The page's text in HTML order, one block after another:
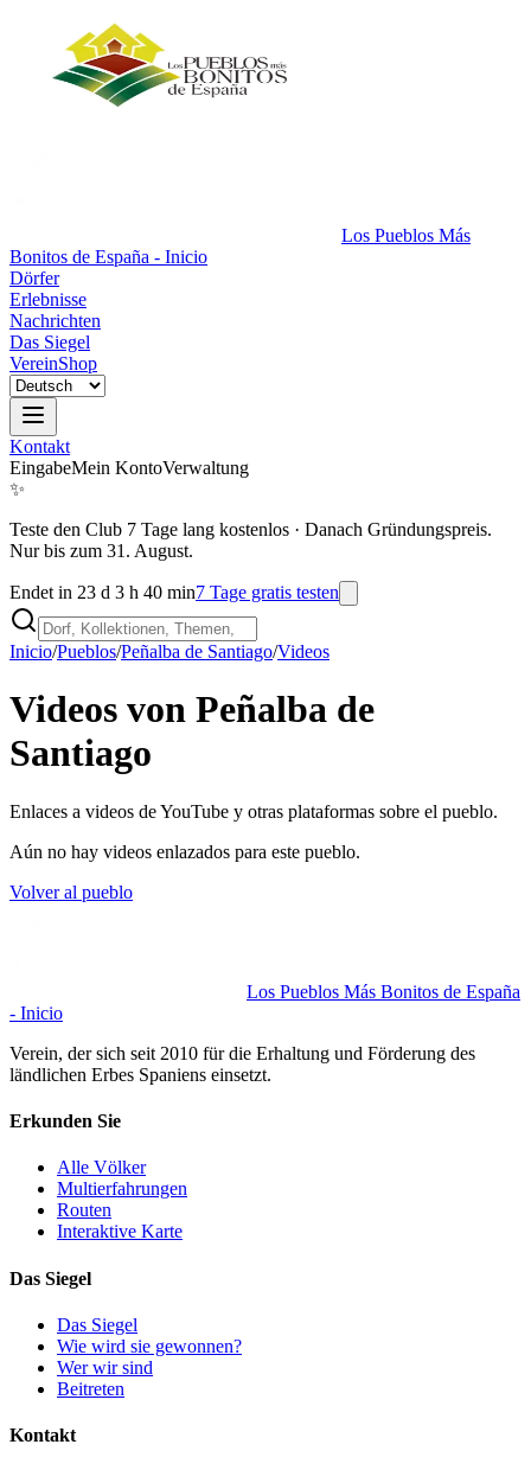
Los Pueblos Más
Bonitos de España - Inicio
Dörfer
Erlebnisse
Nachrichten
Das Siegel
VereinShop
Kontakt
EingabeMein KontoVerwaltung
✨
Teste den Club 7 Tage lang kostenlos · Danach Gründungspreis.
Nur bis zum 31. August.
Endet in 23 d 3 h 40 min7 Tage gratis testen
Inicio/Pueblos/Peñalba de Santiago/Videos
Videos von Peñalba de
Santiago
Enlaces a videos de YouTube y otras plataformas sobre el pueblo.
Aún no hay videos enlazados para este pueblo.
Volver al pueblo
Los Pueblos Más Bonitos de España
- Inicio
Verein, der sich seit 2010 für die Erhaltung und Förderung des
ländlichen Erbes Spaniens einsetzt.
Erkunden Sie
Alle Völker
Multierfahrungen
Routen
Interaktive Karte
Das Siegel
Das Siegel
Wie wird sie gewonnen?
Wer wir sind
Beitreten
Kontakt